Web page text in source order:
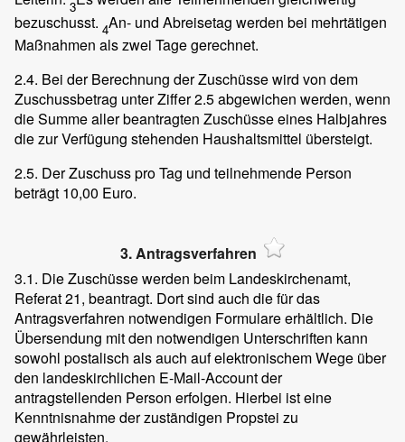
3
bezuschusst. 4An- und Abreisetag werden bei mehrtätigen
Maßnahmen als zwei Tage gerechnet.
2.4. Bei der Berechnung der Zuschüsse wird von dem
Zuschussbetrag unter Ziffer 2.5 abgewichen werden, wenn
die Summe aller beantragten Zuschüsse eines Halbjahres
die zur Verfügung stehenden Haushaltsmittel übersteigt.
2.5. Der Zuschuss pro Tag und teilnehmende Person
beträgt 10,00 Euro.
3. Antragsverfahren
3.1. Die Zuschüsse werden beim Landeskirchenamt,
Referat 21, beantragt. Dort sind auch die für das
Antragsverfahren notwendigen Formulare erhältlich. Die
Übersendung mit den notwendigen Unterschriften kann
sowohl postalisch als auch auf elektronischem Wege über
den landeskirchlichen E-Mail-Account der
antragstellenden Person erfolgen. Hierbei ist eine
Kenntnisnahme der zuständigen Propstei zu
gewährleisten.